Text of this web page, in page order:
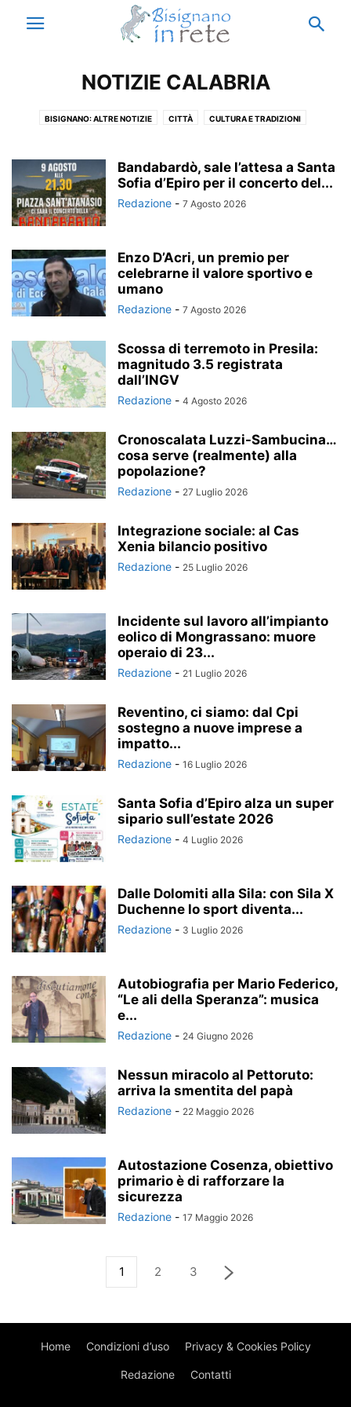
NOTIZIE CALABRIA
BISIGNANO: ALTRE NOTIZIE CITTÀ CULTURA E TRADIZIONI
NOTIZIE BISIGNANO NOTIZIE CALABRIA
NOTIZIE ITALIA PARODIA RICORDI THIS IS ACRI
VACANZE A BISIGNANO
Bandabardò, sale l’attesa a Santa
Sofia d’Epiro per il concerto del...
Redazione - 7 Agosto 2026
Enzo D’Acri, un premio per
celebrarne il valore sportivo e
umano
Redazione - 7 Agosto 2026
Scossa di terremoto in Presila:
magnitudo 3.5 registrata
dall’INGV
Redazione - 4 Agosto 2026
Cronoscalata Luzzi-Sambucina…
cosa serve (realmente) alla
popolazione?
Redazione - 27 Luglio 2026
Integrazione sociale: al Cas
Xenia bilancio positivo
Redazione - 25 Luglio 2026
Incidente sul lavoro all’impianto
eolico di Mongrassano: muore
operaio di 23...
Redazione - 21 Luglio 2026
Reventino, ci siamo: dal Cpi
sostegno a nuove imprese a
impatto...
Redazione - 16 Luglio 2026
Santa Sofia d’Epiro alza un super
sipario sull’estate 2026
Redazione - 4 Luglio 2026
Dalle Dolomiti alla Sila: con Sila X
Duchenne lo sport diventa...
Redazione - 3 Luglio 2026
Autobiografia per Mario Federico,
“Le ali della Speranza”: musica
e...
Redazione - 24 Giugno 2026
Nessun miracolo al Pettoruto:
arriva la smentita del papà
Redazione - 22 Maggio 2026
Autostazione Cosenza, obiettivo
primario è di rafforzare la
sicurezza
Redazione - 17 Maggio 2026
1 2 3
Home Condizioni d’uso Privacy & Cookies Policy
Redazione Contatti